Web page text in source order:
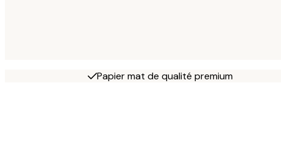
Papier mat de qualité premium